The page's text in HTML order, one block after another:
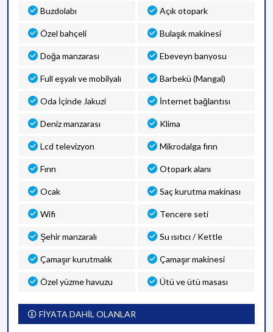
Buzdolabı Açık otopark
Özel bahçeli Bulaşık makinesi
Doğa manzarası Ebeveyn banyosu
Full eşyalı ve mobilyalı Barbekü (Mangal)
Oda İçinde Jakuzi İnternet bağlantısı
Deniz manzarası Klima
Lcd televizyon Mikrodalga fırın
Fırın Otopark alanı
Ocak Saç kurutma makinası
Wifi Tencere seti
Şehir manzaralı Su ısıtıcı / Kettle
Çamaşır kurutmalık Çamaşır makinesi
Özel yüzme havuzu Ütü ve ütü masası
FİYATA DAHİL OLANLAR